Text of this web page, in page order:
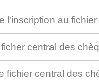
l'inscription au
central des
fichier central des